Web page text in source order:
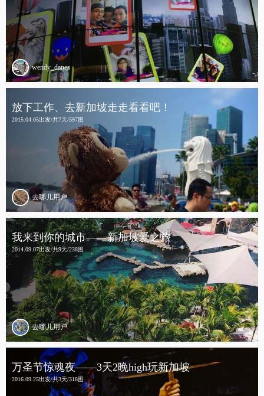
wendy_danes
放下工作、去新加坡走走看看吧！
2015.04.05出发/共7天/597图
去哪儿用户
我来到你的城市——新加坡爱之旅
2014.09.07出发/共9天/238图
去哪儿用户
万圣节惊魂夜——3天2晚high玩新加坡
2016.09.25出发/共3天/318图